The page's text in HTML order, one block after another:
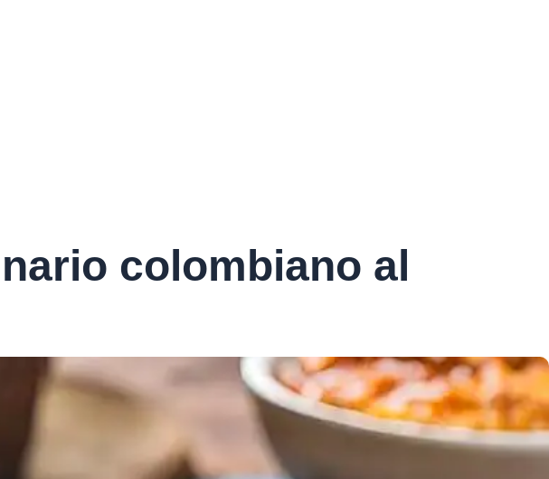
colombiano al